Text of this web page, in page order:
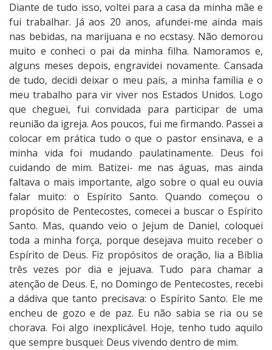
Diante de tudo isso, voltei para a casa da minha mãe e
fui trabalhar. Já aos 20 anos, afundei-me ainda mais
nas bebidas, na marijuana e no ecstasy. Não demorou
muito e conheci o pai da minha filha. Namoramos e,
alguns meses depois, engravidei novamente. Cansada
de tudo, decidi deixar o meu país, a minha família e o
meu trabalho para vir viver nos Estados Unidos. Logo
que cheguei, fui convidada para participar de uma
reunião da igreja. Aos poucos, fui me firmando. Passei a
colocar em prática tudo o que o pastor ensinava, e a
minha vida foi mudando paulatinamente. Deus foi
cuidando de mim. Batizei- me nas águas, mas ainda
faltava o mais importante, algo sobre o qual eu ouvia
falar muito: o Espírito Santo. Quando começou o
propósito de Pentecostes, comecei a buscar o Espírito
Santo. Mas, quando veio o Jejum de Daniel, coloquei
toda a minha força, porque desejava muito receber o
Espírito de Deus. Fiz propósitos de oração, lia a Bíblia
três vezes por dia e jejuava. Tudo para chamar a
atenção de Deus. E, no Domingo de Pentecostes, recebi
a dádiva que tanto precisava: o Espírito Santo. Ele me
encheu de gozo e de paz. Eu não sabia se ria ou se
chorava. Foi algo inexplicável. Hoje, tenho tudo aquilo
que sempre busquei: Deus vivendo dentro de mim.